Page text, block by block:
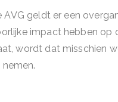
geldt er een
impact hebben
wordt dat misschien